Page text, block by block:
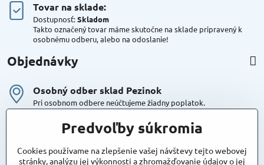
Tovar na sklade:
Dostupnosť:Skladom
Takto označený tovar máme skutočne na sklade pripravený k
osobnému odberu, alebo na odoslanie!
Objednávky
Osobný odber sklad Pezinok
Pri osobnom odbere neúčtujeme žiadny poplatok.
Kuriér DPD , Geis
Cena za dopravu:
Predvoľby súkromia
Cookies používame na zlepšenie vašej návštevy tejto webovej
stránky, analýzu jej výkonnosti a zhromažďovanie údajov o jej